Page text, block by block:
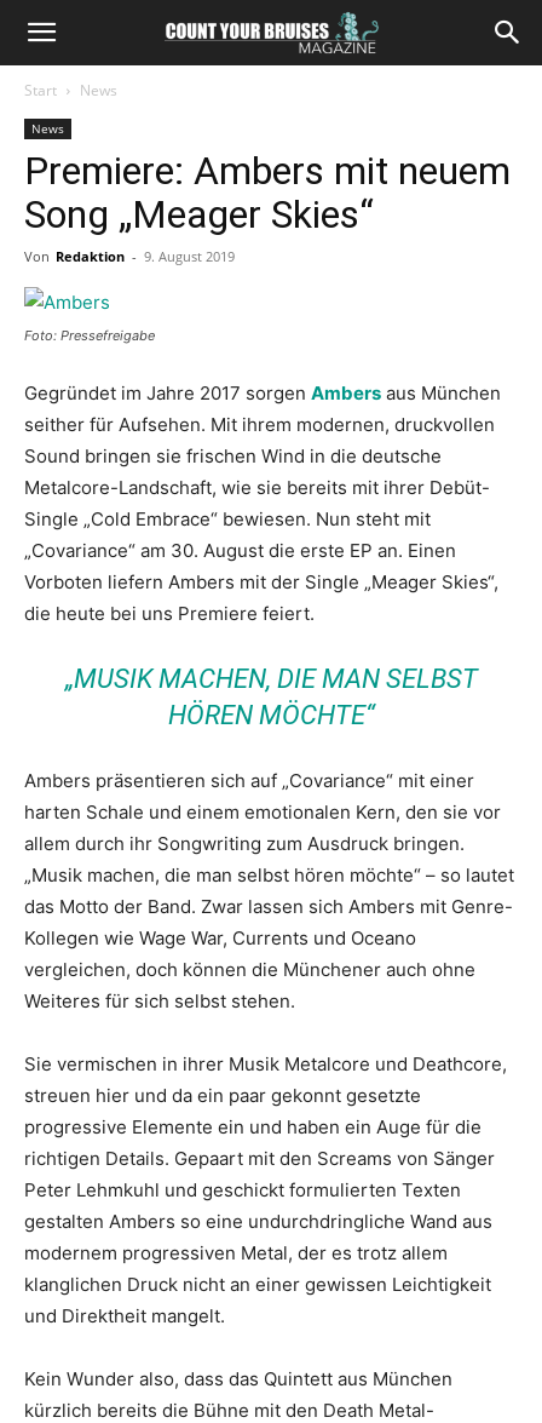
Start News
News
Premiere: Ambers mit neuem
Song „Meager Skies“
Von Redaktion - 9. August 2019
Foto: Pressefreigabe
Gegründet im Jahre 2017 sorgen Ambers aus München
seither für Aufsehen. Mit ihrem modernen, druckvollen
Sound bringen sie frischen Wind in die deutsche
Metalcore-Landschaft, wie sie bereits mit ihrer Debüt-
Single „Cold Embrace“ bewiesen. Nun steht mit
„Covariance“ am 30. August die erste EP an. Einen
Vorboten liefern Ambers mit der Single „Meager Skies“,
die heute bei uns Premiere feiert.
„MUSIK MACHEN, DIE MAN SELBST
HÖREN MÖCHTE“
Ambers präsentieren sich auf „Covariance“ mit einer
harten Schale und einem emotionalen Kern, den sie vor
allem durch ihr Songwriting zum Ausdruck bringen.
„Musik machen, die man selbst hören möchte“ – so lautet
das Motto der Band. Zwar lassen sich Ambers mit Genre-
Kollegen wie Wage War, Currents und Oceano
vergleichen, doch können die Münchener auch ohne
Weiteres für sich selbst stehen.
Sie vermischen in ihrer Musik Metalcore und Deathcore,
streuen hier und da ein paar gekonnt gesetzte
progressive Elemente ein und haben ein Auge für die
richtigen Details. Gepaart mit den Screams von Sänger
Peter Lehmkuhl und geschickt formulierten Texten
gestalten Ambers so eine undurchdringliche Wand aus
modernem progressiven Metal, der es trotz allem
klanglichen Druck nicht an einer gewissen Leichtigkeit
und Direktheit mangelt.
Kein Wunder also, dass das Quintett aus München
kürzlich bereits die Bühne mit den Death Metal-